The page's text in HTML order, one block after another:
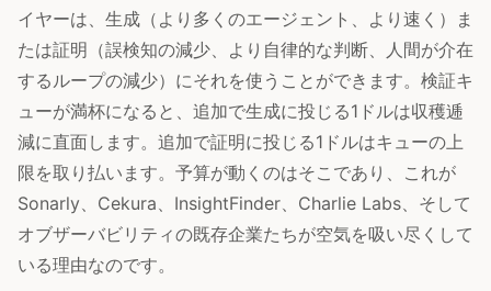
イヤーは、生成（より多くのエージェント、より速く）ま
たは証明（誤検知の減少、より自律的な判断、人間が介在
するループの減少）にそれを使うことができます。検証キ
ューが満杯になると、追加で生成に投じる1ドルは収穫逓
減に直面します。追加で証明に投じる1ドルはキューの上
限を取り払います。予算が動くのはそこであり、これが
Sonarly、Cekura、InsightFinder、Charlie Labs、そして
オブザーバビリティの既存企業たちが空気を吸い尽くして
いる理由なのです。